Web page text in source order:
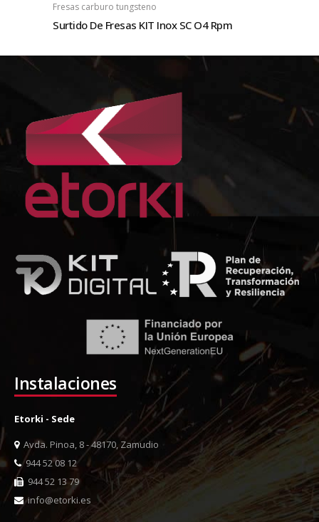
Fresas carburo tungsteno
Surtido De Fresas KIT Inox SC O4 Rpm
Instalaciones
Etorki - Sede
Avda. Pinoa, 8 - 48170, Zamudio
944 52 08 12
944 52 13 79
info@etorki.es